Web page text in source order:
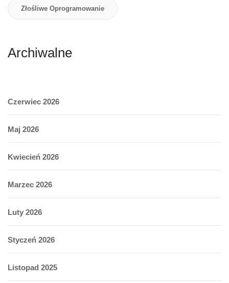
Złośliwe Oprogramowanie
Archiwalne
Czerwiec 2026
Maj 2026
Kwiecień 2026
Marzec 2026
Luty 2026
Styczeń 2026
Listopad 2025